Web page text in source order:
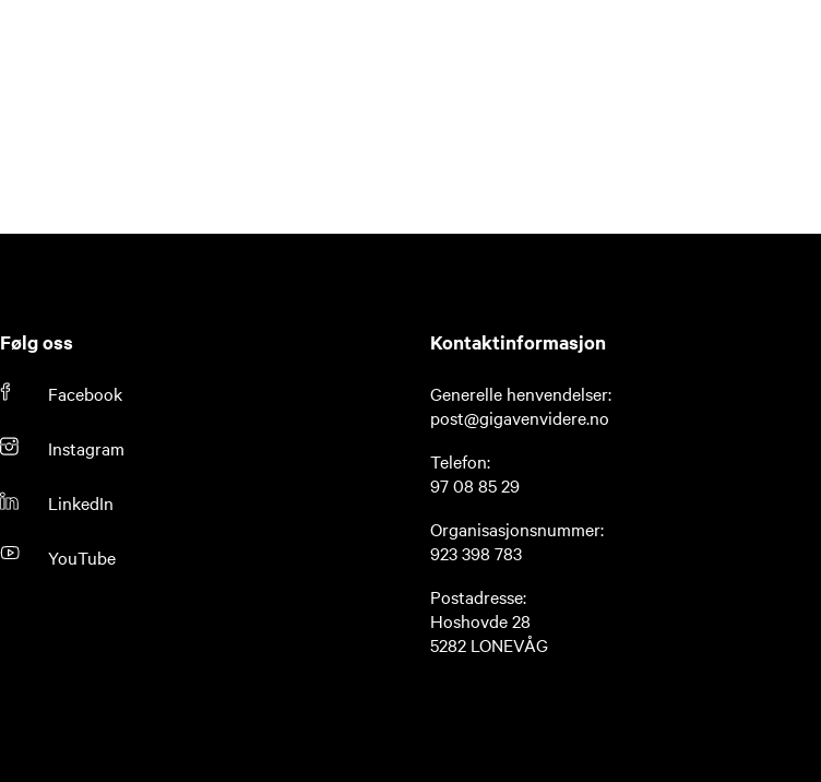
Følg oss
Facebook
Instagram
LinkedIn
YouTube
Kontaktinformasjon
Generelle henvendelser:
post@gigavenvidere.no
Telefon:
97 08 85 29
Organisasjonsnummer:
923 398 783
Postadresse:
Hoshovde 28
5282 LONEVÅG